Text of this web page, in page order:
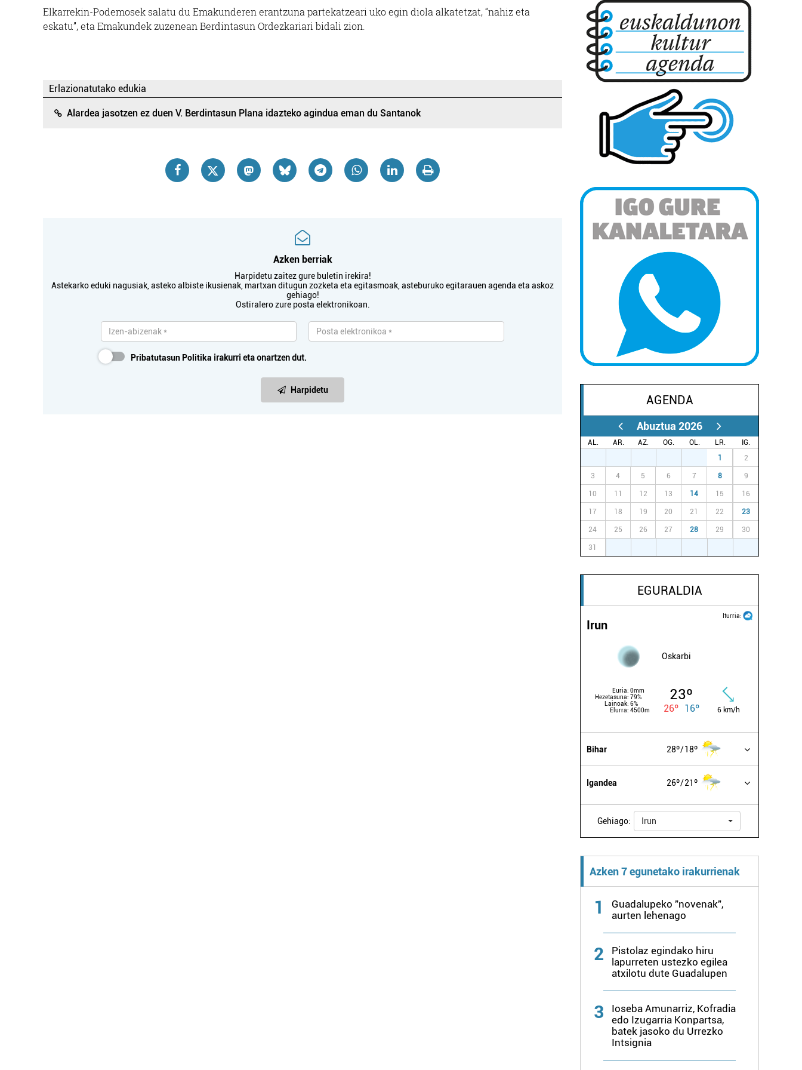
Elkarrekin-Podemosek salatu du Emakunderen erantzuna partekatzeari uko egin diola alkatetzat, “nahiz eta
eskatu”, eta Emakundek zuzenean Berdintasun Ordezkariari bidali zion.
Erlazionatutako edukia
Alardea jasotzen ez duen V. Berdintasun Plana idazteko agindua eman du Santanok
Azken berriak
Harpidetu zaitez gure buletin irekira!
Astekarko eduki nagusiak, asteko albiste ikusienak, martxan ditugun zozketa eta egitasmoak, asteburuko egitarauen agenda eta askoz
gehiago!
Ostiralero zure posta elektronikoan.
Pribatutasun Politika irakurri eta onartzen dut.
Harpidetu
AGENDA
Abuztua 2026
AL. AR. AZ. OG. OL. LR.
IG.
1 2
3 4 5 6 7 8 9
10 11 12 13 14 15 16
17 18 19 20 21 22 23
24 25 26 27 28 29 30
31
EGURALDIA
Iturria:
Irun
Oskarbi
Euria: 0mm
Hezetasuna: 79%
Lainoak: 6%
Elurra: 4500m
23º
26º 16º 6 km/h
Bihar 28º 18º
Igandea 26º 21º
Gehiago: Irun
Azken 7 egunetako irakurrienak
1
Guadalupeko "novenak",
aurten lehenago
2
Pistolaz egindako hiru
lapurreten ustezko egilea
atxilotu dute Guadalupen
3
Ioseba Amunarriz, Kofradia
edo Izugarria Konpartsa,
batek jasoko du Urrezko
Intsignia